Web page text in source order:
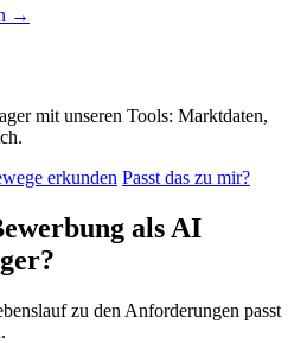
→
mit unseren Tools: Marktdaten,
erkunden Passt das zu mir?
als AI
zu den Anforderungen passt